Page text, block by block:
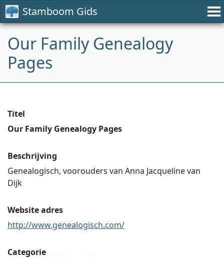
Stamboom Gids
Our Family Genealogy
Pages
Titel
Our Family Genealogy Pages
Beschrijving
Genealogisch, voorouders van Anna Jacqueline van
Dijk
Website adres
http://www.genealogisch.com/
Categorie